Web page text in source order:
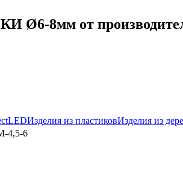
Ø6-8мм от
Изделия из пластиковИзделия из
4,5-6